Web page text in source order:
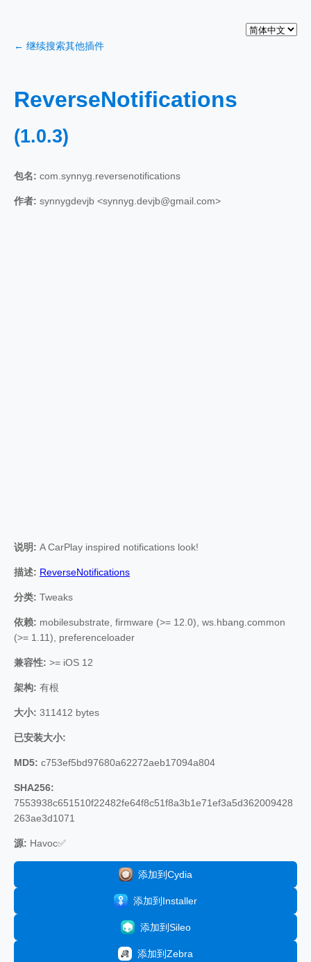
← 继续搜索其他插件
ReverseNotifications
(1.0.3)
包名: com.synnyg.reversenotifications
作者: synnygdevjb <synnyg.devjb@gmail.com>
说明: A CarPlay inspired notifications look!
描述: ReverseNotifications
分类: Tweaks
依赖: mobilesubstrate, firmware (>= 12.0), ws.hbang.common
(>= 1.11), preferenceloader
兼容性: >= iOS 12
架构: 有根
大小: 311412 bytes
已安装大小:
MD5: c753ef5bd97680a62272aeb17094a804
SHA256:
7553938c651510f22482fe64f8c51f8a3b1e71ef3a5d362009428
263ae3d1071
源: Havoc✅
添加到Cydia
添加到Installer
添加到Sileo
添加到Zebra